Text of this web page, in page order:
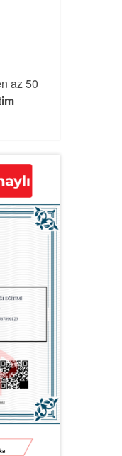
az 50